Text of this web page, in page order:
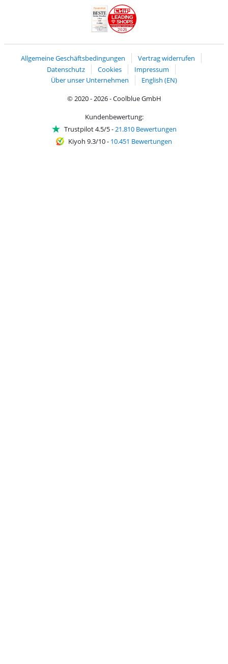
2026
LEADING
SHOPS
Allgemeine Geschäftsbedingungen
Vertrag widerrufen
Datenschutz
Cookies
Impressum
Über unser Unternehmen
English (EN)
© 2020 - 2026 - Coolblue GmbH
Kundenbewertung:
Trustpilot 4.5/5-21.810 Bewertungen
Kiyoh 9.3/10- 10.451 Bewertungen